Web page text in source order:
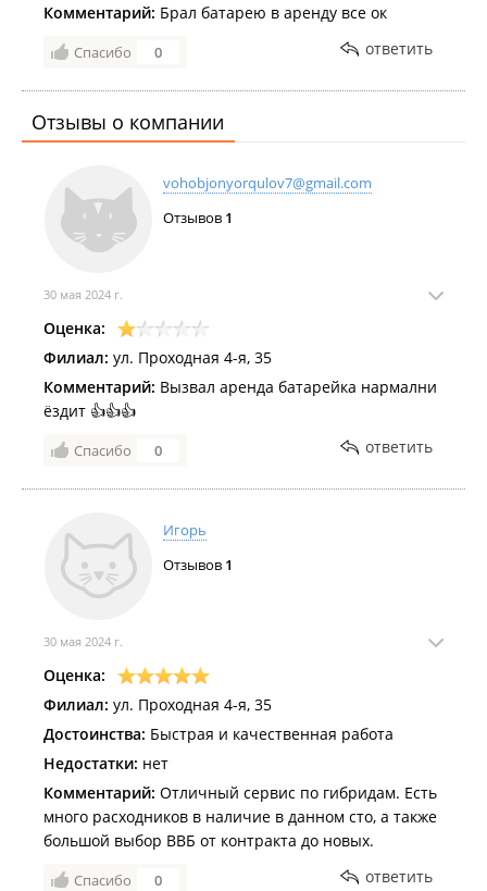
Комментарий: Брал батарею в аренду все ок
Спасибо 0 ответить
Отзывы о компании
vohobjonyorqulov7@gmail.com
Отзывов 1
30 мая 2024 г.
Оценка:
Филиал: ул. Проходная 4-я, 35
Комментарий: Вызвал аренда батарейка нармални
ёздит 👍👍👍
Спасибо 0 ответить
Игорь
Отзывов 1
30 мая 2024 г.
Оценка:
Филиал: ул. Проходная 4-я, 35
Достоинства: Быстрая и качественная работа
Недостатки: нет
Комментарий: Отличный сервис по гибридам. Есть
много расходников в наличие в данном сто, а также
большой выбор ВВБ от контракта до новых.
Спасибо 0 ответить